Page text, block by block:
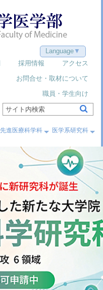
Language
採用情報 アクセス
お問合せ・取材について
職員・学生向け
先進医療科学科 医学系研究科